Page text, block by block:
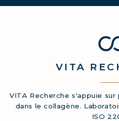
VITA
VITA Recherche s'appuie
dans le collagène.
ISO